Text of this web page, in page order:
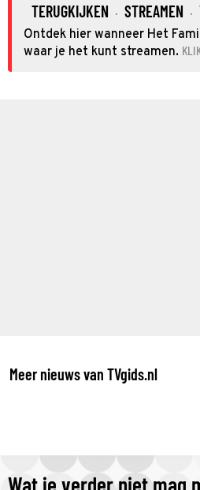
TERUGKIJKEN · STREAMEN ·
Ontdek hier wanneer Het
waar je het kunt streamen.
Meer nieuws van TVgids.nl
Wat je verder niet mag